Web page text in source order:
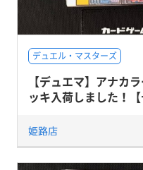
デュエル・マスターズ
【デュエマ】アナカ
ッキ入荷しました！【
姫路店